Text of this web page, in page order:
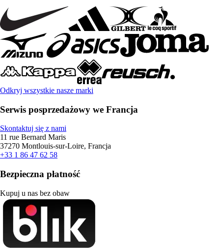
Odkryj wszystkie nasze marki
Serwis posprzedażowy we Francja
Skontaktuj się z nami
11 rue Bernard Maris
37270 Montlouis-sur-Loire, Francja
+33 1 86 47 62 58
Bezpieczna płatność
Kupuj u nas bez obaw